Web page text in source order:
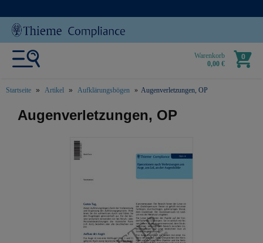
Warenkorb
0,00 €
0
Startseite Artikel Aufklärungsbögen Augenverletzungen, OP
text.skipToContent
text.skipToNavigation
Augenverletzungen, OP